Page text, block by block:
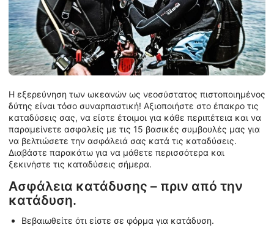
Η εξερεύνηση των ωκεανών ως νεοσύστατος πιστοποιημένος
δύτης είναι τόσο συναρπαστική! Αξιοποιήστε στο έπακρο τις
καταδύσεις σας, να είστε έτοιμοι για κάθε περιπέτεια και να
παραμείνετε ασφαλείς με τις 15 βασικές συμβουλές μας για
να βελτιώσετε την ασφάλειά σας κατά τις καταδύσεις.
Διαβάστε παρακάτω για να μάθετε περισσότερα και
ξεκινήστε τις καταδύσεις σήμερα.
Ασφάλεια κατάδυσης – πριν από την
κατάδυση.
Βεβαιωθείτε ότι είστε σε φόρμα για κατάδυση.